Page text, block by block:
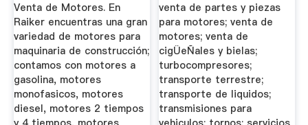
Venta de Motores. En
Raiker encuentras una gran
variedad de motores para
maquinaria de construcción;
contamos con motores a
gasolina, motores
monofasicos, motores
diesel, motores 2 tiempos
venta de partes y piezas
para motores; venta de
motores; venta de
cigÜeÑales y bielas;
turbocompresores;
transporte terrestre;
transporte de liquidos;
transmisiones para